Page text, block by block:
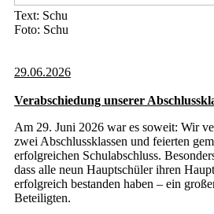
Text: Schu
Foto: Schu
29.06.2026
Verabschiedung unserer
Am 29. Juni 2026 war es soweit: Wir
zwei Abschlussklassen und feierten
erfolgreichen Schulabschluss.
dass alle neun Hauptschüler ihren
erfolgreich bestanden haben – ein
Beteiligten.